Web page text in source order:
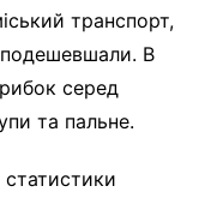
транспорт,
подешевшали. В
серед
та пальне.